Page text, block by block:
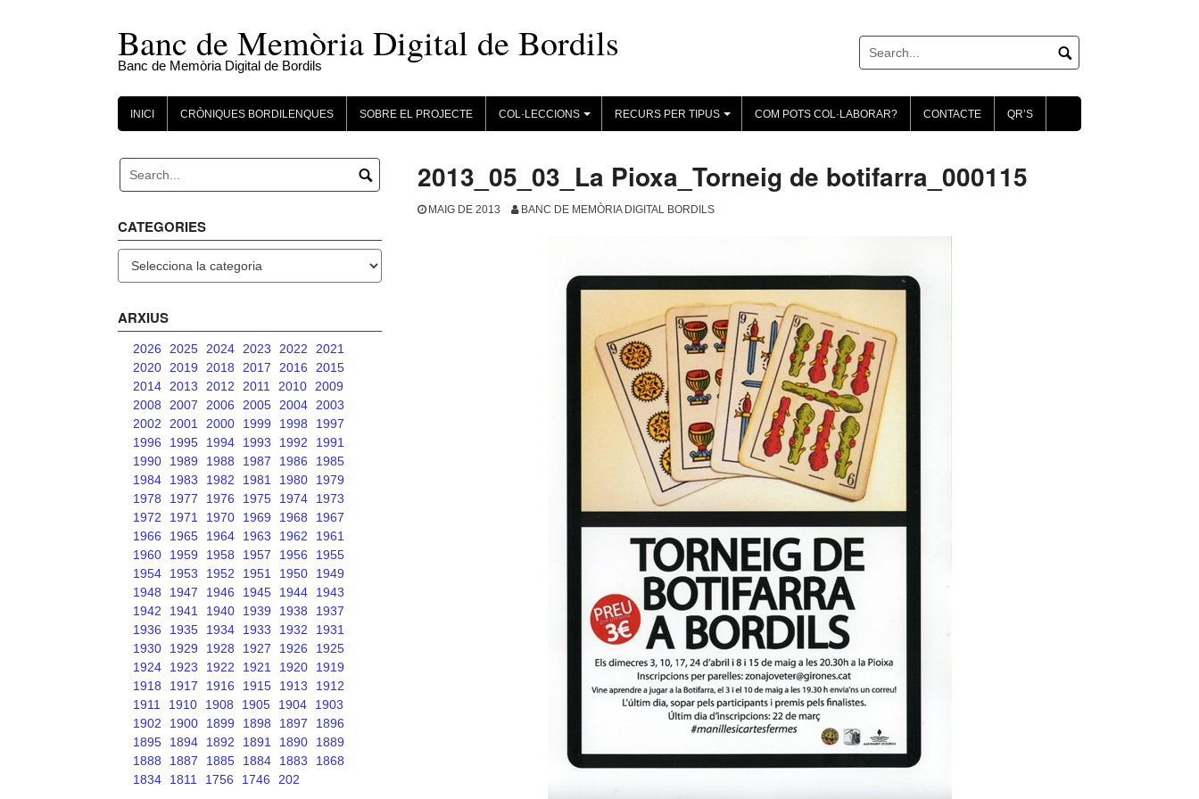
Banc de Memòria Digital de Bordils
Banc de Memòria Digital de Bordils
INICI CRÒNIQUES BORDILENQUES SOBRE EL PROJECTE
+
COL·LECCIONS
+
RECURS PER TIPUS COM POTS COL·LABORAR? CONTACTE QR’S
2013_05_03_La Pioxa_Torneig de botifarra_000115
MAIG DE 2013 BANC DE MEMÒRIA DIGITAL BORDILS
CATEGORIES
ARXIUS
2026 2025 2024 2023 2022
2021
2020
2019 2018 2017 2016
2015
2014
2013 2012 2011 2010
2009
2008
2007 2006 2005 2004
2003
2002
2001 2000 1999 1998
1997
1996
1995 1994 1993 1992
1991
1990
1989 1988 1987 1986
1985
1984
1983 1982 1981 1980
1979
1978
1977 1976 1975 1974
1973
1972
1971 1970 1969 1968
1967
1966
1965 1964 1963 1962
1961
1960
1959 1958 1957 1956
1955
1954
1953 1952 1951 1950
1949
1948
1947 1946 1945 1944
1943
1942
1941 1940 1939 1938
1937
1936
1935 1934 1933 1932
1931
1930
1929 1928 1927 1926
1925
1924
1923 1922 1921 1920
1919
1918
1917 1916 1915 1913
1912
1911
1910 1908 1905 1904
1903
1902
1900 1899 1898 1897
1896
1895
1894 1892 1891 1890
1889
1888
1887 1885 1884 1883
1868
1834
1811 1756 1746 202